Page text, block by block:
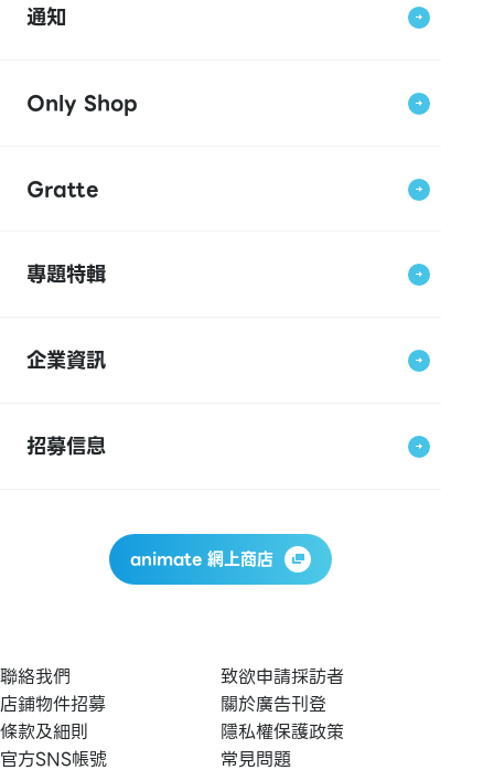
通知
Only Shop
Gratte
專題特輯
企業資訊
招募信息
animate 網上商店
聯絡我們
致欲申請採訪者
店鋪物件招募
關於廣告刊登
條款及細則
隱私權保護政策
官方SNS帳號
常見問題